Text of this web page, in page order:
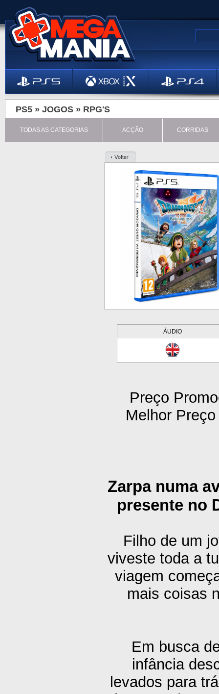
PS5 » JOGOS » RPG'S
TODAS AS CATEGORIAS ACÇÃO CORRIDAS
ÁUDIO
Preço
Melhor
Zarpa numa
presente no
Filho de um
viveste toda a
viagem
mais coisas
Em busca
infância
levados para